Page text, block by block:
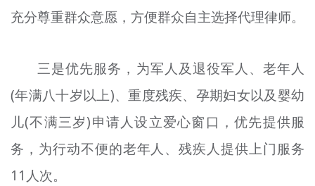
充分尊重群众意愿，方便群众自主选择代理律师。
三是优先服务，为军人及退役军人、老年人
(年满八十岁以上)、重度残疾、孕期妇女以及婴幼
儿(不满三岁)申请人设立爱心窗口，优先提供服
务，为行动不便的老年人、残疾人提供上门服务
11人次。